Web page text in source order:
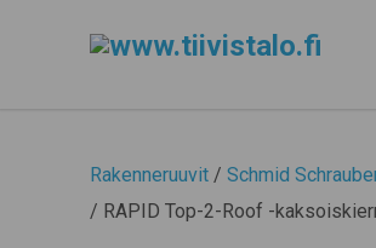
Rakenneruuvit / Schmid
/ RAPID Top-2-Roof -